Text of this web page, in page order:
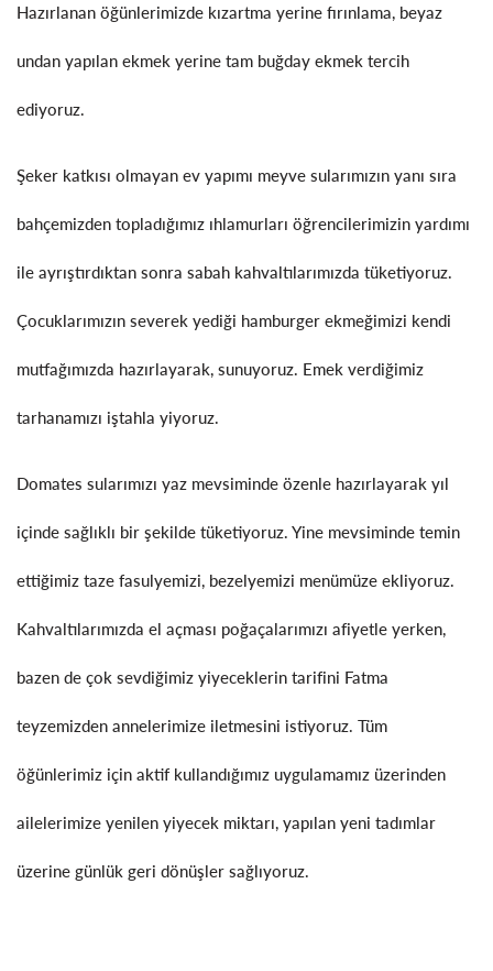
Hazırlanan öğünlerimizde kızartma yerine fırınlama, beyaz
undan yapılan ekmek yerine tam buğday ekmek tercih
ediyoruz.
Şeker katkısı olmayan ev yapımı meyve sularımızın yanı sıra
bahçemizden topladığımız ıhlamurları öğrencilerimizin yardımı
ile ayrıştırdıktan sonra sabah kahvaltılarımızda tüketiyoruz.
Çocuklarımızın severek yediği hamburger ekmeğimizi kendi
mutfağımızda hazırlayarak, sunuyoruz. Emek verdiğimiz
tarhanamızı iştahla yiyoruz.
Domates sularımızı yaz mevsiminde özenle hazırlayarak yıl
içinde sağlıklı bir şekilde tüketiyoruz. Yine mevsiminde temin
ettiğimiz taze fasulyemizi, bezelyemizi menümüze ekliyoruz.
Kahvaltılarımızda el açması poğaçalarımızı afiyetle yerken,
bazen de çok sevdiğimiz yiyeceklerin tarifini Fatma
teyzemizden annelerimize iletmesini istiyoruz. Tüm
öğünlerimiz için aktif kullandığımız uygulamamız üzerinden
ailelerimize yenilen yiyecek miktarı, yapılan yeni tadımlar
üzerine günlük geri dönüşler sağlıyoruz.